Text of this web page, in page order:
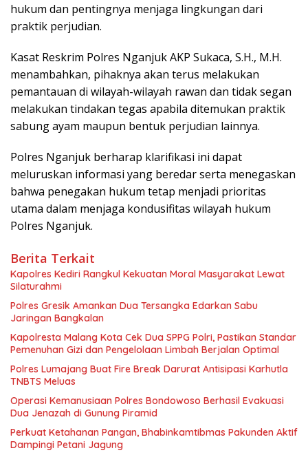
hukum dan pentingnya menjaga lingkungan dari
praktik perjudian.
Kasat Reskrim Polres Nganjuk AKP Sukaca, S.H., M.H.
menambahkan, pihaknya akan terus melakukan
pemantauan di wilayah-wilayah rawan dan tidak segan
melakukan tindakan tegas apabila ditemukan praktik
sabung ayam maupun bentuk perjudian lainnya.
Polres Nganjuk berharap klarifikasi ini dapat
meluruskan informasi yang beredar serta menegaskan
bahwa penegakan hukum tetap menjadi prioritas
utama dalam menjaga kondusifitas wilayah hukum
Polres Nganjuk.
Berita Terkait
Kapolres Kediri Rangkul Kekuatan Moral Masyarakat Lewat
Silaturahmi
Polres Gresik Amankan Dua Tersangka Edarkan Sabu
Jaringan Bangkalan
Kapolresta Malang Kota Cek Dua SPPG Polri, Pastikan Standar
Pemenuhan Gizi dan Pengelolaan Limbah Berjalan Optimal
Polres Lumajang Buat Fire Break Darurat Antisipasi Karhutla
TNBTS Meluas
Operasi Kemanusiaan Polres Bondowoso Berhasil Evakuasi
Dua Jenazah di Gunung Piramid
Perkuat Ketahanan Pangan, Bhabinkamtibmas Pakunden Aktif
Dampingi Petani Jagung